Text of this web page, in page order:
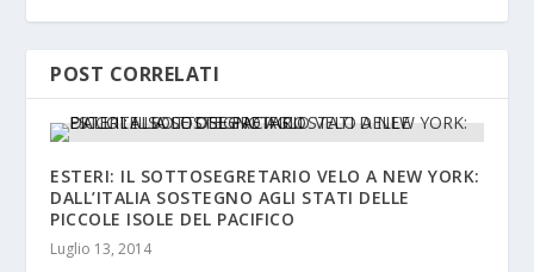
POST CORRELATI
ESTERI: IL SOTTOSEGRETARIO VELO A NEW YORK:
DALL’ITALIA SOSTEGNO AGLI STATI DELLE
PICCOLE ISOLE DEL PACIFICO
Luglio 13, 2014